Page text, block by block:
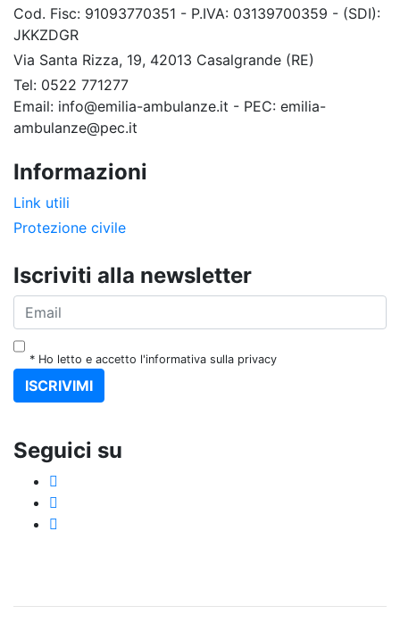
Cod. Fisc: 91093770351 - P.IVA: 03139700359 - (SDI):
JKKZDGR
Via Santa Rizza, 19, 42013 Casalgrande (RE)
Tel: 0522 771277
Email: info@emilia-ambulanze.it - PEC: emilia-
ambulanze@pec.it
Informazioni
Link utili
Protezione civile
Iscriviti alla newsletter
* Ho letto e accetto l'informativa sulla privacy
ISCRIVIMI
Seguici su